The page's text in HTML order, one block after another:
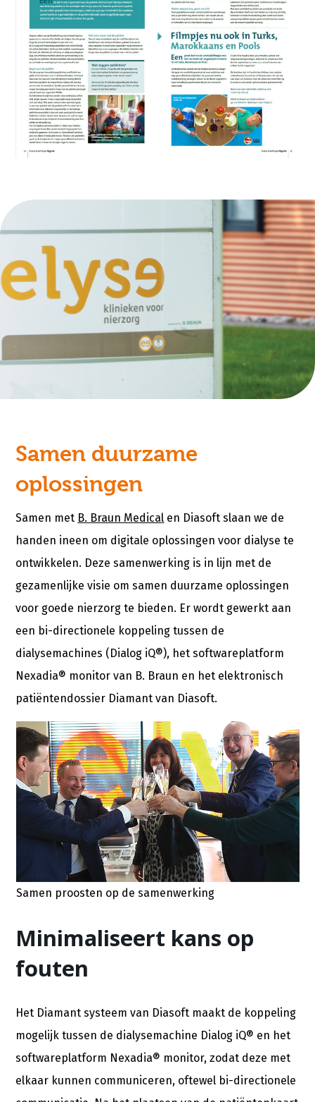
Samen duurzame
oplossingen
Samen met B. Braun Medical en Diasoft slaan we de
handen ineen om digitale oplossingen voor dialyse te
ontwikkelen. Deze samenwerking is in lijn met de
gezamenlijke visie om samen duurzame oplossingen
voor goede nierzorg te bieden. Er wordt gewerkt aan
een bi-directionele koppeling tussen de
dialysemachines (Dialog iQ®), het softwareplatform
Nexadia® monitor van B. Braun en het elektronisch
patiëntendossier Diamant van Diasoft.
Samen proosten op de samenwerking
Minimaliseert kans op
fouten
Het Diamant systeem van Diasoft maakt de koppeling
mogelijk tussen de dialysemachine Dialog iQ® en het
softwareplatform Nexadia® monitor, zodat deze met
elkaar kunnen communiceren, oftewel bi-directionele